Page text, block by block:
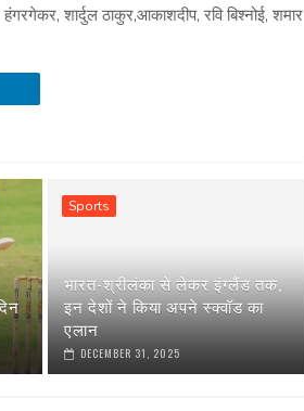
शार्दुल ठाकुर,आकाशदीप, रवि बिश्नोई, शमार
Sports
भारत-श्रीलंका से लेकर इंग्‍लैंड तक,
इन देशों ने किया अपने स्‍क्वॉड का
एलान
DECEMBER 31, 2025